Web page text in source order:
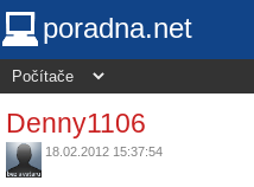
poradna.net
Denny1106
18.02.2012 15:37:54